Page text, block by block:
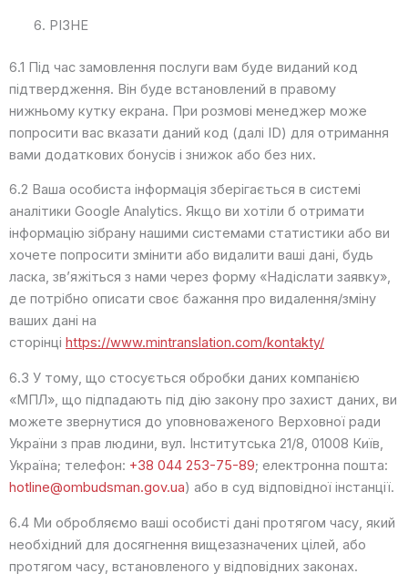
РІЗНЕ
6.1 Під час замовлення послуги вам буде виданий код
підтвердження. Він буде встановлений в правому
нижньому кутку екрана. При розмові менеджер може
попросити вас вказати даний код (далі ID) для отримання
вами додаткових бонусів і знижок або без них.
6.2 Ваша особиста інформація зберігається в системі
аналітики Google Analytics. Якщо ви хотіли б отримати
інформацію зібрану нашими системами статистики або ви
хочете попросити змінити або видалити ваші дані, будь
ласка, зв’яжіться з нами через форму «Надіслати заявку»,
де потрібно описати своє бажання про видалення/зміну
ваших дані на
сторінці https://www.mintranslation.com/kontakty/
6.3 У тому, що стосується обробки даних компанією
«МПЛ», що підпадають під дію закону про захист даних, ви
можете звернутися до уповноваженого Верховної ради
України з прав людини, вул. Інститутська 21/8, 01008 Київ,
Україна; телефон: +38 044 253-75-89; електронна пошта:
hotline@ombudsman.gov.ua) або в суд відповідної інстанції.
6.4 Ми обробляємо ваші особисті дані протягом часу, який
необхідний для досягнення вищезазначених цілей, або
протягом часу, встановленого у відповідних законах.